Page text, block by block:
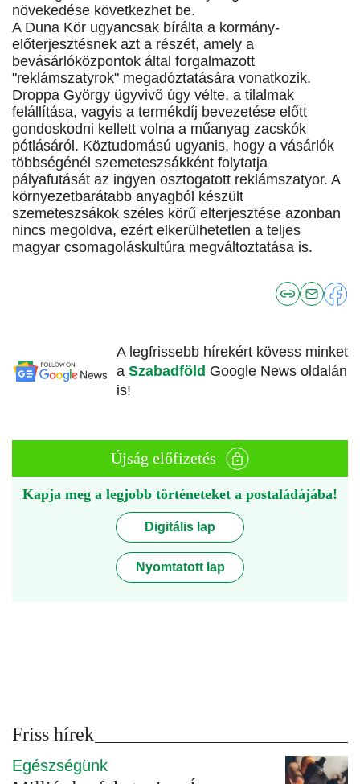
növekedése következhet be.
A Duna Kör ugyancsak bírálta a kormány-
előterjesztésnek azt a részét, amely a
bevásárlóközpontok által forgalmazott
"reklámszatyrok" megadóztatására vonatkozik.
Droppa György ügyvivő úgy vélte, a tilalmak
felállítása, vagyis a termékdíj bevezetése előtt
gondoskodni kellett volna a műanyag zacskók
pótlásáról. Köztudomású ugyanis, hogy a vásárlók
többségénél szemeteszsákként folytatja
pályafutását az ingyen osztogatott reklámszatyor. A
környezetbarátabb anyagból készült
szemeteszsákok széles körű elterjesztése azonban
nincs megoldva, ezért elkerülhetetlen a teljes
magyar csomagoláskultúra megváltoztatása is.
A legfrissebb hírekért kövess minket
a Szabadföld Google News oldalán
is!
Újság előfizetés
Kapja meg a legjobb történeteket a postaládájába!
Digitális lap
Nyomtatott lap
Friss hírek
Egészségünk